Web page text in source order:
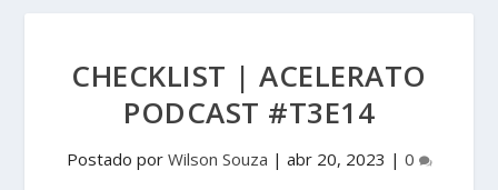
CHECKLIST | ACELERATO
PODCAST #T3E14
Postado por Wilson Souza | abr 20, 2023 | 0